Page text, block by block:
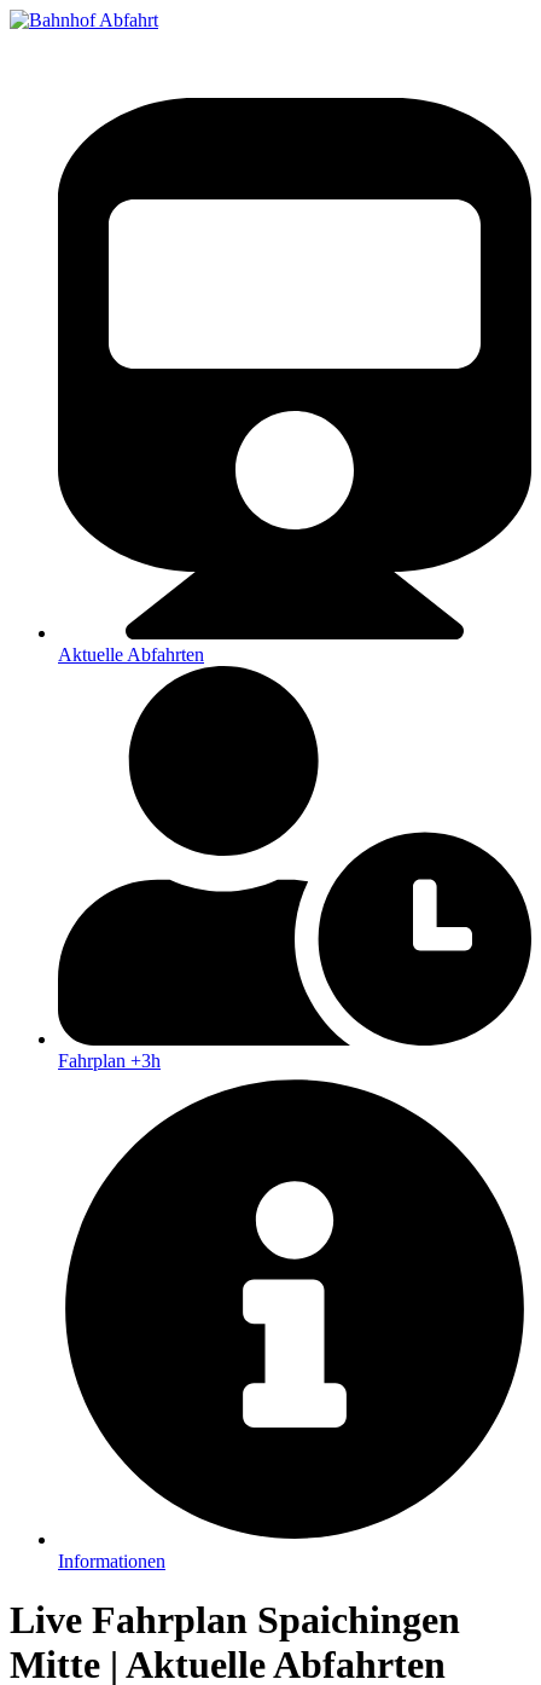
Aktuelle Abfahrten
Fahrplan +3h
Informationen
Live Fahrplan Spaichingen
Mitte | Aktuelle Abfahrten